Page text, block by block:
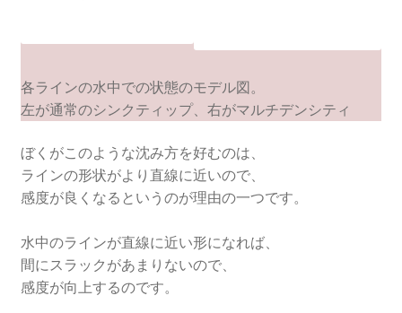
各ラインの水中での状態のモデル図。
左が通常のシンクティップ、右がマルチデンシティ
ぼくがこのような沈み方を好むのは、
ラインの形状がより直線に近いので、
感度が良くなるというのが理由の一つです。
水中のラインが直線に近い形になれば、
間にスラックがあまりないので、
感度が向上するのです。